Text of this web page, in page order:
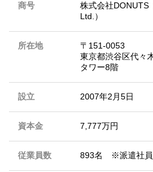
商号
株式会社
Ltd.）
所在地
〒151-0053
東京都渋谷区代々
タワー8階
設立 2007年2月5日
資本金 7,777万円
従業員数 893名 ※派遣社員